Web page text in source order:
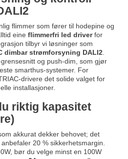
flimmer som fører til hodepine og
eine flimmerfri led driverfor
tilbyr vi løsninger som
dimbar strømforsyning DALI2
og push-dim, som gjør
smarthus-systemer. For
drivere det solide valget for
installasjoner.
riktig kapasitet
akkurat dekker behovet; det
20 % sikkerhetsmargin.
bør du velge minst en 100W